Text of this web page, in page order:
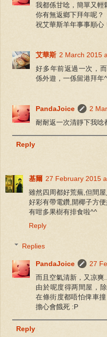
我都係甘唸，簡單又輕
你有無返鄉下拜年呢？
祝艾華斯羊年事事順心
艾華斯 2 March 2015
好多年前返過一次，
係外遊，一係留港拜年
PandaJoice
2
耐耐返一次清靜下我唸
Reply
基爾 27 February 2015
雖然四周都好荒蕪,但間
好彩有帶電鑽,開椰子方
有咁多果樹有排食啦^^
Reply
Replies
PandaJoice
27
而且空氣清新，又凉爽
由於呢度得两間屋，
在條街度都唔怕俾車
擔心會餓死 :P
Reply